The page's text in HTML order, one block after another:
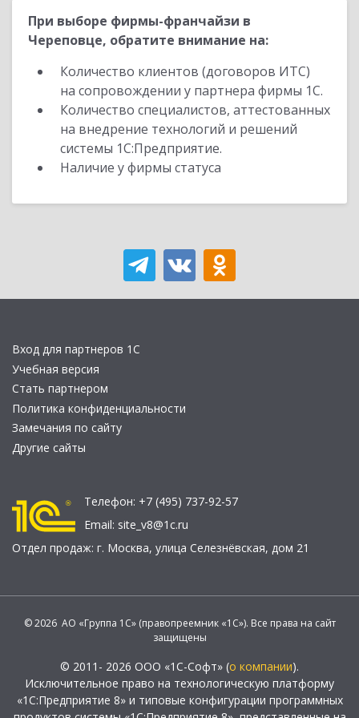
При выборе фирмы-франчайзи в
Череповце, обратите внимание на:
Количество клиентов (договоров ИТС)
на сопровождении у партнера фирмы 1С.
Количество специалистов, аттестованных
на внедрение технологий и решений
системы 1С:Предприятие.
Наличие у фирмы статуса
Вход для партнеров 1С
Учебная версия
Стать партнером
Политика конфиденциальности
Замечания по сайту
Другие сайты
Телефон: +7 (495) 737-92-57
Email: site_v8@1c.ru
Отдел продаж: г. Москва, улица Селезнёвская, дом 21
© 2026 АО «Группа 1С» (правопреемник «1С»). Все права на сайт
защищены
© 2011- 2026 ООО «1С-Софт» (о компании).
Исключительное право на технологическую платформу
«1С:Предприятие 8» и типовые конфигурации программных